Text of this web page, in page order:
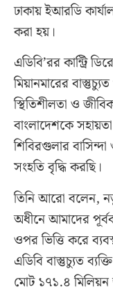
ঢাকায় ইআরডি
করা হয়।
এডিবি’রর কান্ট্রি
মিয়ানমারের
স্থিতিশীলতা ও
বাংলাদেশকে
শিবিরগুলার
সংহতি বৃদ্ধি করছি।
তিনি আরো বলেন,
অধীনে আমাদের
ওপর ভিত্তি করে
এডিবি বাস্তুচ্যুত
মোট ১৭১.৪